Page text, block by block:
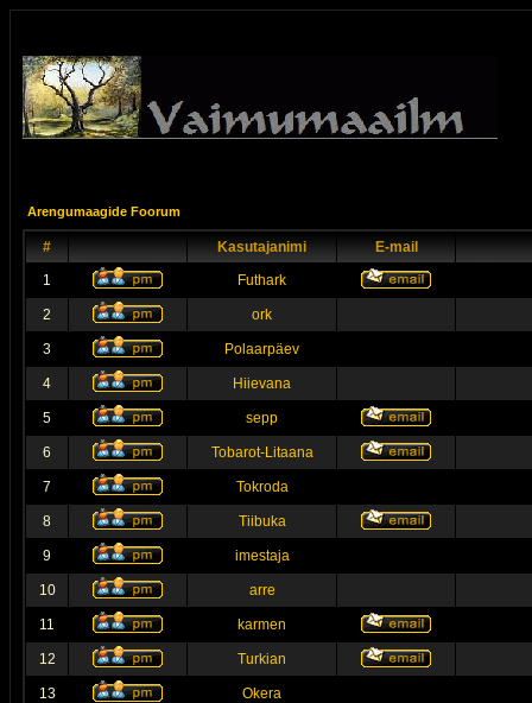
Arengumaagide Foorum
# Kasutajanimi
E-mail
1
Futhark
2 ork
3 Polaarpäev
4 Hiievana
5 sepp
6 Tobarot-Litaana
7 Tokroda
8 Tiibuka
9 imestaja
10 arre
11 karmen
12 Turkian
13 Okera